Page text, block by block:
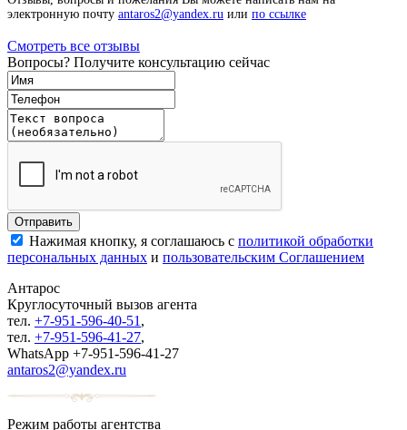
электронную почту antaros2@yandex.ru или по ссылке
Смотреть все отзывы
Вопросы? Получите консультацию сейчас
Нажимая кнопку, я соглашаюсь с политикой обработки
персональных данных и пользовательским Соглашением
Антарос
Круглосуточный вызов агента
тел. +7-951-596-40-51 ,
тел. +7-951-596-41-27,
WhatsApp +7-951-596-41-27
antaros2@yandex.ru
Режим работы агентства